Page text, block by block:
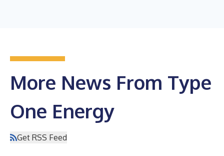
More News From Type
One Energy
Get RSS Feed